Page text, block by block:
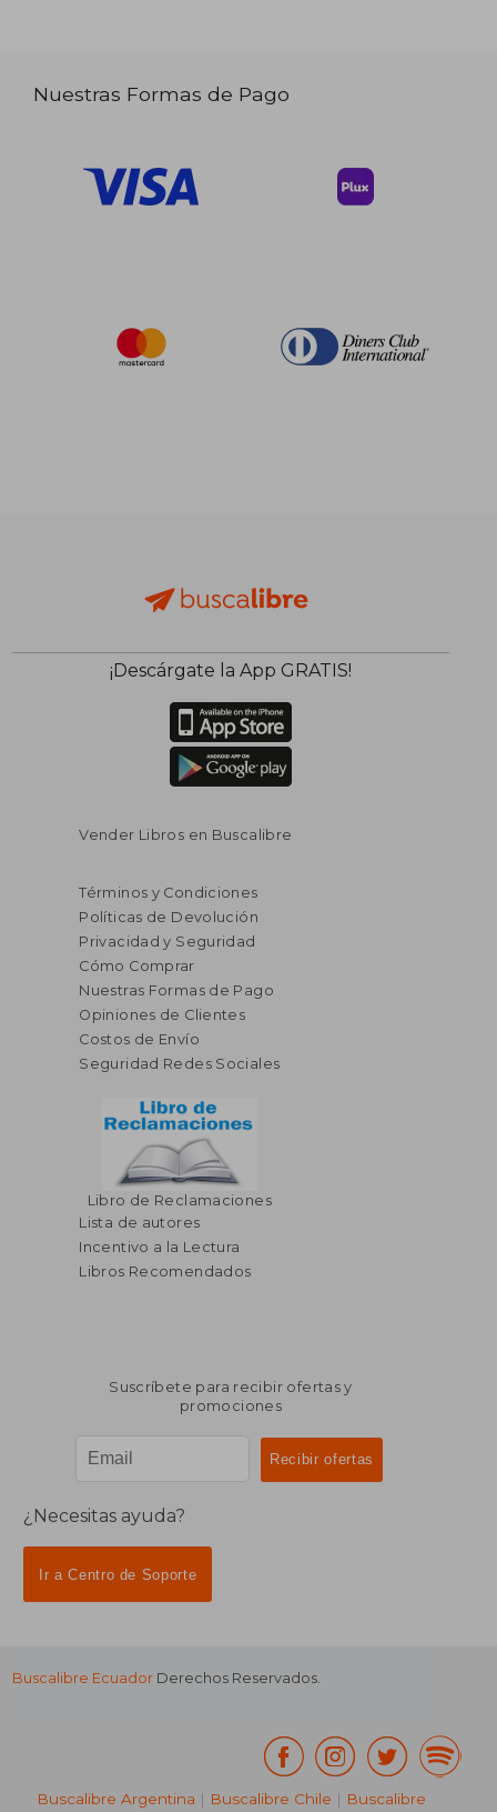
Nuestras Formas de Pago
¡Descárgate la App GRATIS!
Vender Libros en Buscalibre
Términos y Condiciones
Políticas de Devolución
Privacidad y Seguridad
Cómo Comprar
Nuestras Formas de Pago
Opiniones de Clientes
Costos de Envío
Seguridad Redes Sociales
Libro de Reclamaciones
Lista de autores
Incentivo a la Lectura
Libros Recomendados
Suscríbete para recibir ofertas y
promociones
¿Necesitas ayuda?
Ir a Centro de Soporte
Buscalibre Ecuador Derechos Reservados.
Buscalibre Argentina | Buscalibre Chile | Buscalibre